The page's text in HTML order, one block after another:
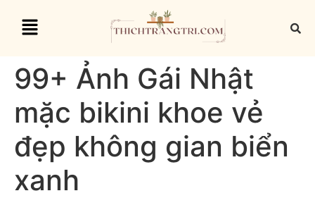
99+ Ảnh Gái Nhật
mặc bikini khoe vẻ
đẹp không gian biển
xanh